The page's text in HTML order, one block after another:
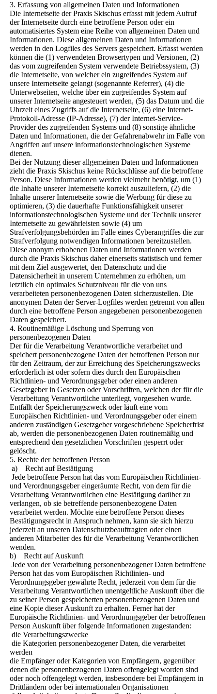
3. Erfassung von allgemeinen Daten und Informationen
Die Internetseite der Praxis Skischus erfasst mit jedem Aufruf
der Internetseite durch eine betroffene Person oder ein
automatisiertes System eine Reihe von allgemeinen Daten und
Informationen. Diese allgemeinen Daten und Informationen
werden in den Logfiles des Servers gespeichert. Erfasst werden
können die (1) verwendeten Browsertypen und Versionen, (2)
das vom zugreifenden System verwendete Betriebssystem, (3)
die Internetseite, von welcher ein zugreifendes System auf
unsere Internetseite gelangt (sogenannte Referrer), (4) die
Unterwebseiten, welche über ein zugreifendes System auf
unserer Internetseite angesteuert werden, (5) das Datum und die
Uhrzeit eines Zugriffs auf die Internetseite, (6) eine Internet-
Protokoll-Adresse (IP-Adresse), (7) der Internet-Service-
Provider des zugreifenden Systems und (8) sonstige ähnliche
Daten und Informationen, die der Gefahrenabwehr im Falle von
Angriffen auf unsere informationstechnologischen Systeme
dienen.
Bei der Nutzung dieser allgemeinen Daten und Informationen
zieht die Praxis Skischus keine Rückschlüsse auf die betroffene
Person. Diese Informationen werden vielmehr benötigt, um (1)
die Inhalte unserer Internetseite korrekt auszuliefern, (2) die
Inhalte unserer Internetseite sowie die Werbung für diese zu
optimieren, (3) die dauerhafte Funktionsfähigkeit unserer
informationstechnologischen Systeme und der Technik unserer
Internetseite zu gewährleisten sowie (4) um
Strafverfolgungsbehörden im Falle eines Cyberangriffes die zur
Strafverfolgung notwendigen Informationen bereitzustellen.
Diese anonym erhobenen Daten und Informationen werden
durch die Praxis Skischus daher einerseits statistisch und ferner
mit dem Ziel ausgewertet, den Datenschutz und die
Datensicherheit in unserem Unternehmen zu erhöhen, um
letztlich ein optimales Schutzniveau für die von uns
verarbeiteten personenbezogenen Daten sicherzustellen. Die
anonymen Daten der Server-Logfiles werden getrennt von allen
durch eine betroffene Person angegebenen personenbezogenen
Daten gespeichert.
4. Routinemäßige Löschung und Sperrung von
personenbezogenen Daten
Der für die Verarbeitung Verantwortliche verarbeitet und
speichert personenbezogene Daten der betroffenen Person nur
für den Zeitraum, der zur Erreichung des Speicherungszwecks
erforderlich ist oder sofern dies durch den Europäischen
Richtlinien- und Verordnungsgeber oder einen anderen
Gesetzgeber in Gesetzen oder Vorschriften, welchen der für die
Verarbeitung Verantwortliche unterliegt, vorgesehen wurde.
Entfällt der Speicherungszweck oder läuft eine vom
Europäischen Richtlinien- und Verordnungsgeber oder einem
anderen zuständigen Gesetzgeber vorgeschriebene Speicherfrist
ab, werden die personenbezogenen Daten routinemäßig und
entsprechend den gesetzlichen Vorschriften gesperrt oder
gelöscht.
5. Rechte der betroffenen Person
a) Recht auf Bestätigung
Jede betroffene Person hat das vom Europäischen Richtlinien-
und Verordnungsgeber eingeräumte Recht, von dem für die
Verarbeitung Verantwortlichen eine Bestätigung darüber zu
verlangen, ob sie betreffende personenbezogene Daten
verarbeitet werden. Möchte eine betroffene Person dieses
Bestätigungsrecht in Anspruch nehmen, kann sie sich hierzu
jederzeit an unseren Datenschutzbeauftragten oder einen
anderen Mitarbeiter des für die Verarbeitung Verantwortlichen
wenden.
b) Recht auf Auskunft
Jede von der Verarbeitung personenbezogener Daten betroffene
Person hat das vom Europäischen Richtlinien- und
Verordnungsgeber gewährte Recht, jederzeit von dem für die
Verarbeitung Verantwortlichen unentgeltliche Auskunft über die
zu seiner Person gespeicherten personenbezogenen Daten und
eine Kopie dieser Auskunft zu erhalten. Ferner hat der
Europäische Richtlinien- und Verordnungsgeber der betroffenen
Person Auskunft über folgende Informationen zugestanden:
die Verarbeitungszwecke
die Kategorien personenbezogener Daten, die verarbeitet
werden
die Empfänger oder Kategorien von Empfängern, gegenüber
denen die personenbezogenen Daten offengelegt worden sind
oder noch offengelegt werden, insbesondere bei Empfängern in
Drittländern oder bei internationalen Organisationen